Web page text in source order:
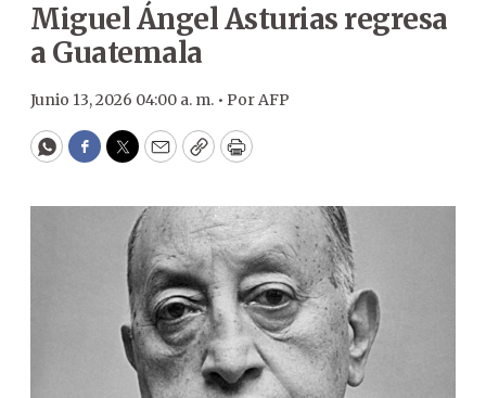
Miguel Ángel Asturias regresa
a Guatemala
Junio 13, 2026 04:00 a. m. • PorAFP
WhatsApp
Facebook
Twitter
EmailCopyPrint